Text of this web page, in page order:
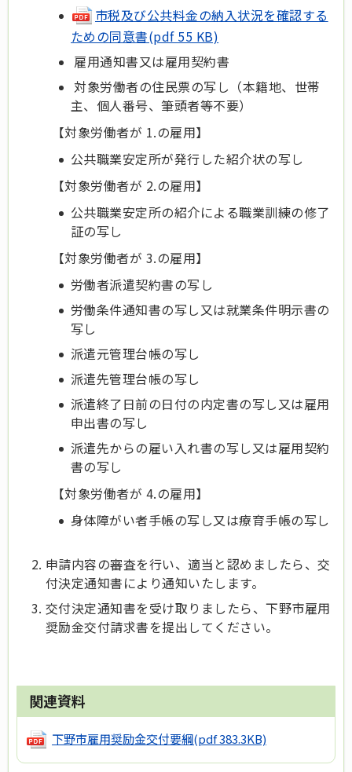
市税及び公共料金の納入状況を確認する
ための同意書(pdf 55 KB)
雇用通知書又は雇用契約書
対象労働者の住民票の写し（本籍地、世帯
主、個人番号、筆頭者等不要）
【対象労働者が 1.の雇用】
公共職業安定所が発行した紹介状の写し
【対象労働者が 2.の雇用】
公共職業安定所の紹介による職業訓練の修了
証の写し
【対象労働者が 3.の雇用】
労働者派遣契約書の写し
労働条件通知書の写し又は就業条件明示書の
写し
派遣元管理台帳の写し
派遣先管理台帳の写し
派遣終了日前の日付の内定書の写し又は雇用
申出書の写し
派遣先からの雇い入れ書の写し又は雇用契約
書の写し
【対象労働者が 4.の雇用】
身体障がい者手帳の写し又は療育手帳の写し
申請内容の審査を行い、適当と認めましたら、交
付決定通知書により通知いたします。
交付決定通知書を受け取りましたら、下野市雇用
奨励金交付請求書を提出してください。
関連資料
下野市雇用奨励金交付要綱(pdf 383.3KB)